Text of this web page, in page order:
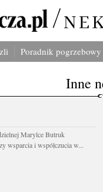
Poradnik pogrzebowy
Inne
Marylce Butruk
wsparcia i współczucia w...